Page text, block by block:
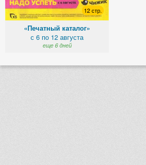
12 стр.
«Печатный каталог»
с 6 по 12 августа
еще 6 дней